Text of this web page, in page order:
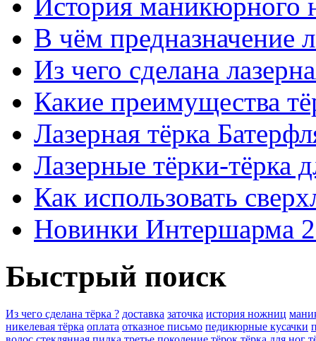
В чём предназначение
Из чего сделана
Какие преимущества
Лазерная тёрка
Лазерные тёрки-тёрка
Как использовать
Новинки Интершарма
Быстрый поиск
Из чего сделана тёрка ? доставка заточка история ножниц
никелевая тёрка оплата отказное письмо педикюрные кусачки